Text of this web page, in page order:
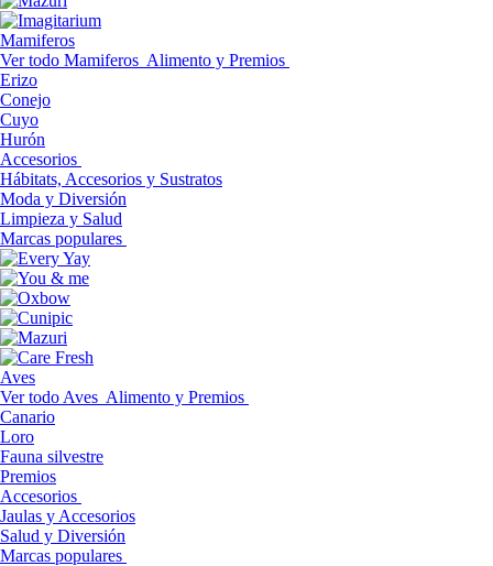
Mamiferos
Ver todo Mamiferos Alimento y Premios
Erizo
Conejo
Cuyo
Hurón
Accesorios
Hábitats, Accesorios y Sustratos
Moda y Diversión
Limpieza y Salud
Marcas populares
Aves
Ver todo Aves Alimento y Premios
Canario
Loro
Fauna silvestre
Premios
Accesorios
Jaulas y Accesorios
Salud y Diversión
Marcas populares